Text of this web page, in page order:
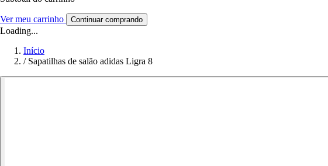
Ver meu carrinho Continuar comprando
Loading...
Início
/ Sapatilhas de salão adidas Ligra 8